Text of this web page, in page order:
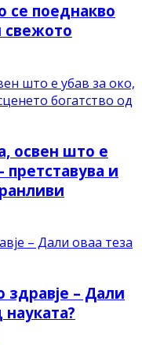
се поеднакво
свежото
освен што е
претставува и
– Дали